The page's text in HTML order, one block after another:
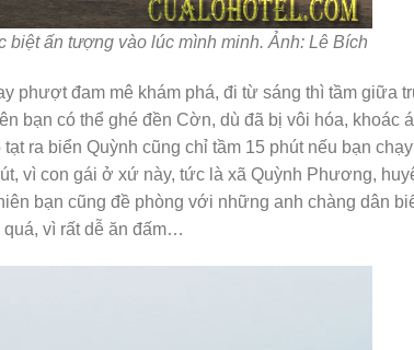
ấn tượng vào lúc mình minh. Ảnh: Lê Bích
phượt đam mê khám phá, đi từ sáng thì tầm giữa
bạn có thể ghé đền Cờn, dù đã bị vôi hóa, khoác
ra biển Quỳnh cũng chỉ tầm 15 phút nếu bạn chạy
vì con gái ở xứ này, tức là xã Quỳnh Phương,
bạn cũng đề phòng với những anh chàng dân
quá, vì rất dễ ăn đấm…